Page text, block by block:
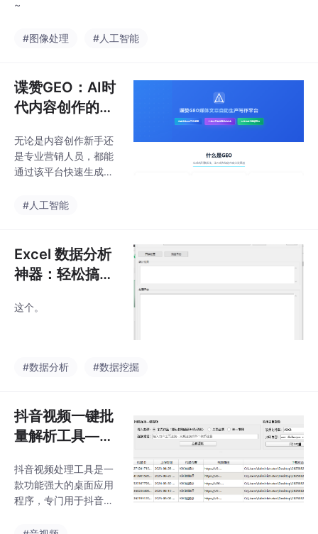
~
#图像处理 #人工智能
谍赞GEO：AI时
代内容创作的智
无论是内容创作新手还
是专业营销人员，都能
通过该平台快速生成符
容，在AI搜索时代脱颖
n）生成式引擎优化，是
数字营销领域的新兴策
略，旨在优化内容以在
天机器人中获得更好的
媒领域十年沉淀，整合
致力于帮助企业在AI搜
索
#人工智能
Excel 数据分析
神器：轻松搞定
这个。
#数据分析 #数据挖掘
抖音视频一键批
量解析工具——
下载—— 一键批
量去重处理
抖音视频处理工具是一
款功能强大的桌面应用
程序，专门用于抖音视
去重。该软件基于Pyth